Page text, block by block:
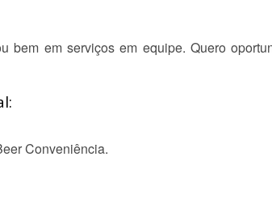
bem em serviços em equipe. Quero
Conveniência.